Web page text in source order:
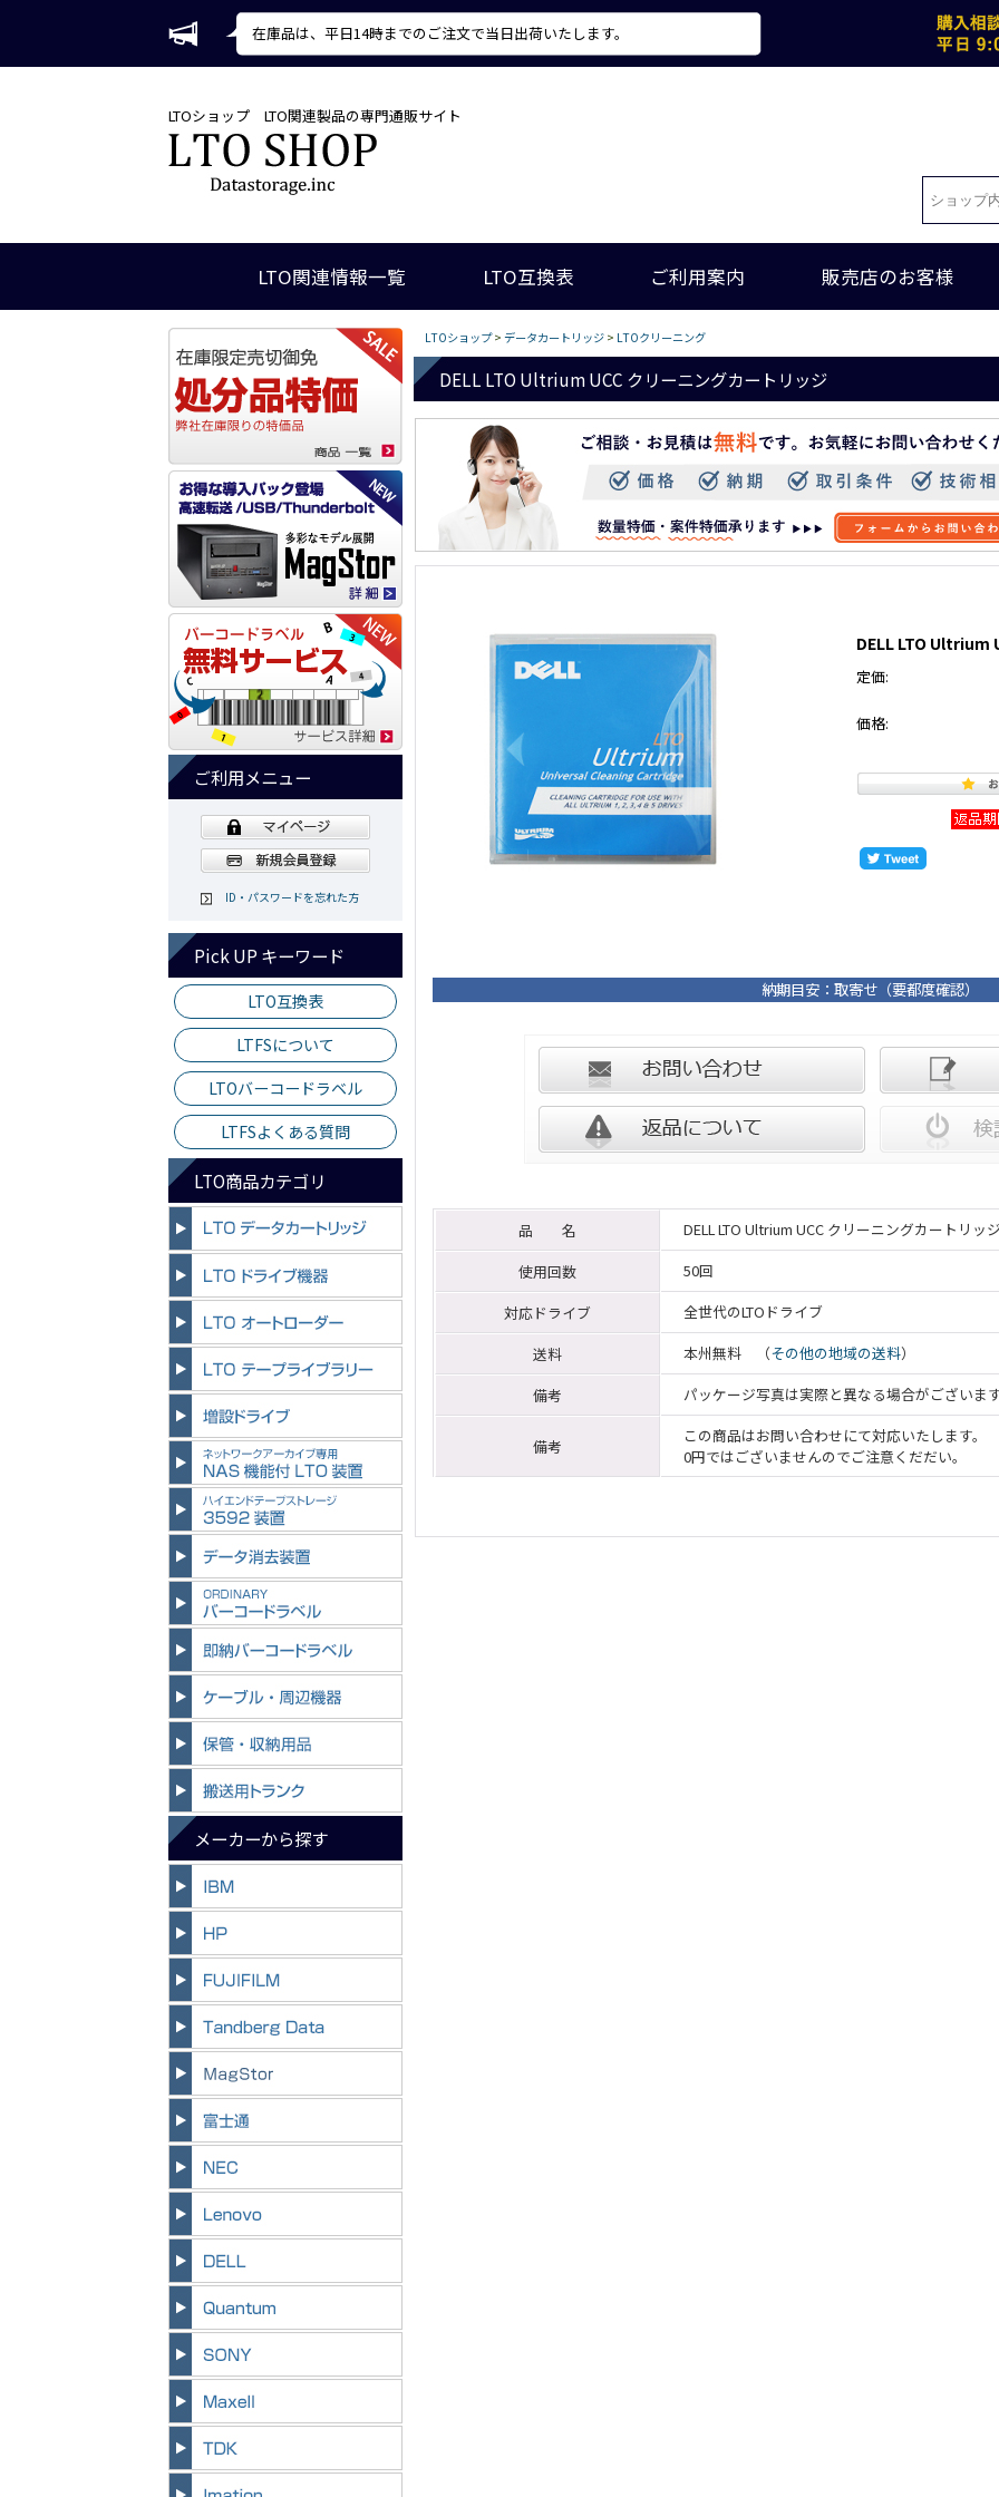
在庫品は、平日14時までのご注文で当日出荷いたします。
LTOショップ LTO関連製品の専門通販サイト
LTO関連情報一覧 LTO互換表 ご利用案内 販売店のお客様
ご利用メニュー
ID・パスワードを忘れた方
Pick UP キーワード
LTO互換表
LTFSについて
LTOバーコードラベル
LTFSよくある質問
LTO商品カテゴリ
メーカーから探す
LTOショップ> データカートリッジ > LTOクリーニング
DELL LTO Ultrium UCC クリーニングカートリッジ
DELL LTO Ultrium
定価:
価格:
納期目安：取寄せ（要都度確認）
品 名
DELL LTO Ultrium UCC クリーニングカートリッ
使用回数
50回
対応ドライブ
全世代のLTOドライブ
送料
本州無料 （その他の地域の送料）
備考
パッケージ写真は実際と異なる場合がございま
備考
この商品はお問い合わせにて対応いたします。
0円ではございませんのでご注意くだだい。